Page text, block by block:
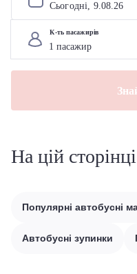
Сьогодні, 9.08.26
К-ть пасажирів
На цій сторінці
Популярні автобусні
Автобусні зупинки